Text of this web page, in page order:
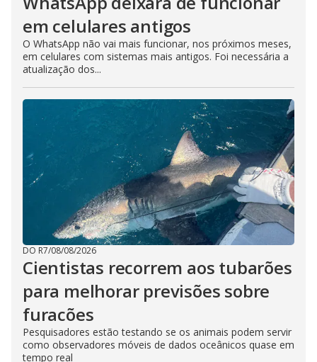
em celulares antigos
O WhatsApp não vai mais funcionar, nos próximos meses,
em celulares com sistemas mais antigos. Foi necessária a
atualização dos...
DO R7/08/08/2026
Cientistas recorrem aos tubarões
para melhorar previsões sobre
furacões
Pesquisadores estão testando se os animais podem servir
como observadores móveis de dados oceânicos quase em
tempo real